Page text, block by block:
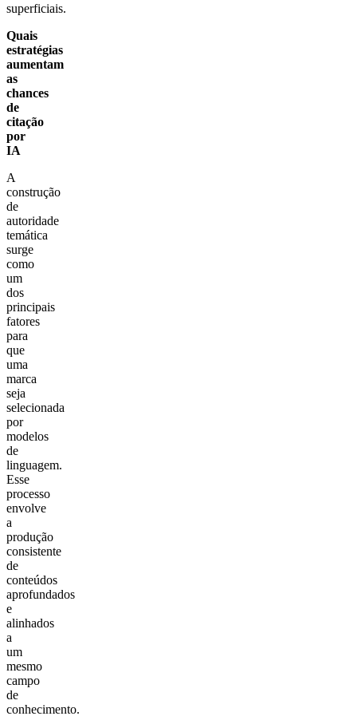
superficiais.
Quais
estratégias
aumentam
as
chances
de
citação
por
IA
A
construção
de
autoridade
temática
surge
como
um
dos
principais
fatores
para
que
uma
marca
seja
selecionada
por
modelos
de
linguagem.
Esse
processo
envolve
a
produção
consistente
de
conteúdos
aprofundados
e
alinhados
a
um
mesmo
campo
de
conhecimento.